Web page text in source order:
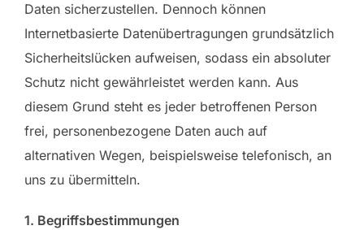
Daten sicherzustellen. Dennoch können
Internetbasierte Datenübertragungen grundsätzlich
Sicherheitslücken aufweisen, sodass ein absoluter
Schutz nicht gewährleistet werden kann. Aus
diesem Grund steht es jeder betroffenen Person
frei, personenbezogene Daten auch auf
alternativen Wegen, beispielsweise telefonisch, an
uns zu übermitteln.
1. Begriffsbestimmungen